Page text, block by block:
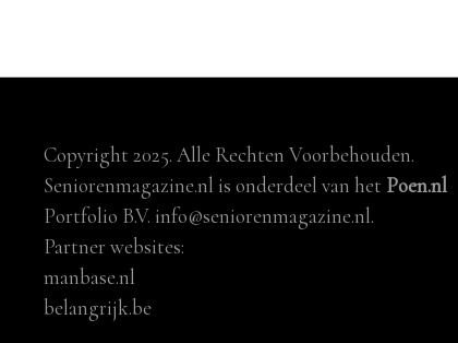
Copyright 2025. Alle Rechten Voorbehouden.
Seniorenmagazine.nl is onderdeel van het Poen.nl
Portfolio B.V. info@seniorenmagazine.nl.
Partner websites:
manbase.nl
belangrijk.be